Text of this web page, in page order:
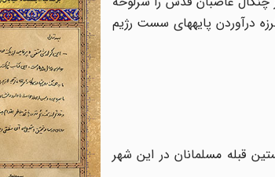
درآوردن پایه‏های سست رژیم
قبله مسلمانان در این شهر